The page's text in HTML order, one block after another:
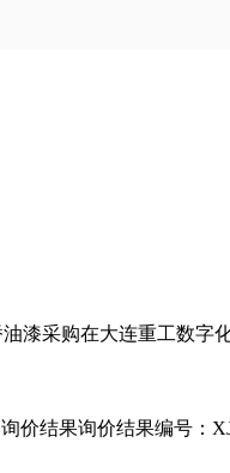
漆采购在大连重工数字
结果询价结果编号：